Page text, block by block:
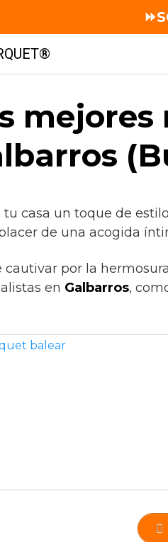
tu casa un toque de
de una acogida
cautivar por la
en Galbarros,